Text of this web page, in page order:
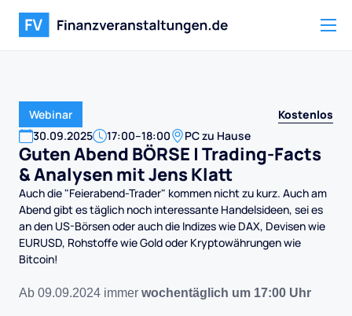
Webinar
Kostenlos
30.09.2025 17:00–18:00 PC zu Hause
Guten Abend BÖRSE | Trading-Facts
& Analysen mit Jens Klatt
Auch die "Feierabend-Trader" kommen nicht zu kurz. Auch am
Abend gibt es täglich noch interessante Handelsideen, sei es
an den US-Börsen oder auch die Indizes wie DAX, Devisen wie
EURUSD, Rohstoffe wie Gold oder Kryptowährungen wie
Bitcoin!
Ab 09.09.2024 immer wochentäglich um 17:00 Uhr